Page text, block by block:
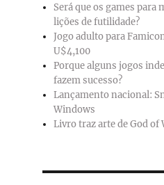
Será que os games para
lições de futilidade?
Jogo adulto para
U$4,100
Porque alguns jogos
fazem sucesso?
Lançamento nacional:
Windows
Livro traz arte de God of